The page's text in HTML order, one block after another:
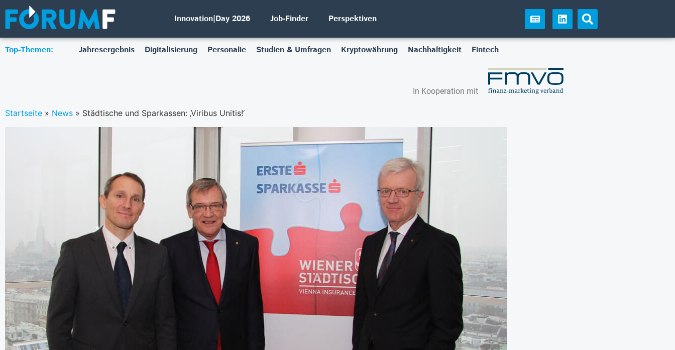
Innovation|Day 2026 Job-Finder Perspektiven
Top-Themen: Jahresergebnis Digitalisierung Personalie Studien & Umfragen Kryptowährung Nachhaltigkeit Fintech
In Kooperation mit
Startseite » News » Städtische und Sparkassen: ‚Viribus Unitis!‘